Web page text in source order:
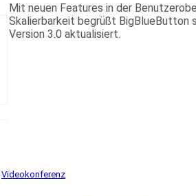
Mit neuen Features in der
Skalierbarkeit begrüßt BigBlueButton
Version 3.0 aktualisiert.
Videokonferenz